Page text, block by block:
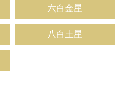
六白金星
八白土星